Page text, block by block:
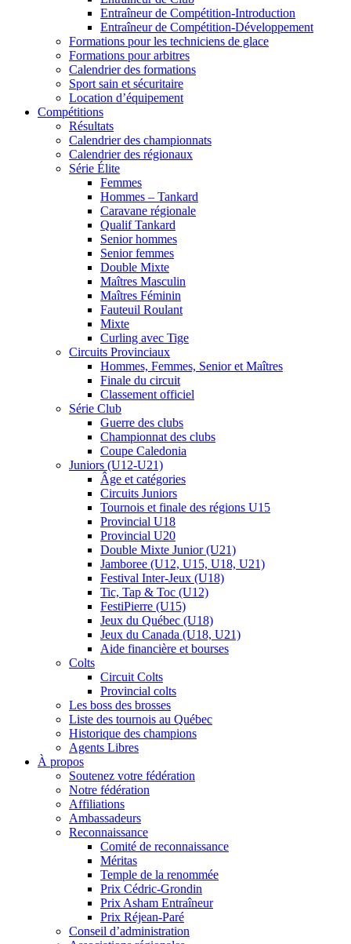
Entraîneur de Compétition-Introduction
Entraîneur de Compétition-Développement
Formations pour les techniciens de glace
Formations pour arbitres
Calendrier des formations
Sport sain et sécuritaire
Location d’équipement
Compétitions
Résultats
Calendrier des championnats
Calendrier des régionaux
Série Élite
Femmes
Hommes – Tankard
Caravane régionale
Qualif Tankard
Senior hommes
Senior femmes
Double Mixte
Maîtres Masculin
Maîtres Féminin
Fauteuil Roulant
Mixte
Curling avec Tige
Circuits Provinciaux
Hommes, Femmes, Senior et Maîtres
Finale du circuit
Classement officiel
Série Club
Guerre des clubs
Championnat des clubs
Coupe Caledonia
Juniors (U12-U21)
Âge et catégories
Circuits Juniors
Tournois et finale des régions U15
Provincial U18
Provincial U20
Double Mixte Junior (U21)
Jamboree (U12, U15, U18, U21)
Festival Inter-Jeux (U18)
Tic, Tap & Toc (U12)
FestiPierre (U15)
Jeux du Québec (U18)
Jeux du Canada (U18, U21)
Aide financière et bourses
Colts
Circuit Colts
Provincial colts
Les boss des brosses
Liste des tournois au Québec
Historique des champions
Agents Libres
À propos
Soutenez votre fédération
Notre fédération
Affiliations
Ambassadeurs
Reconnaissance
Comité de reconnaissance
Méritas
Temple de la renommée
Prix Cédric-Grondin
Prix Asham Entraîneur
Prix Réjean-Paré
Conseil d’administration